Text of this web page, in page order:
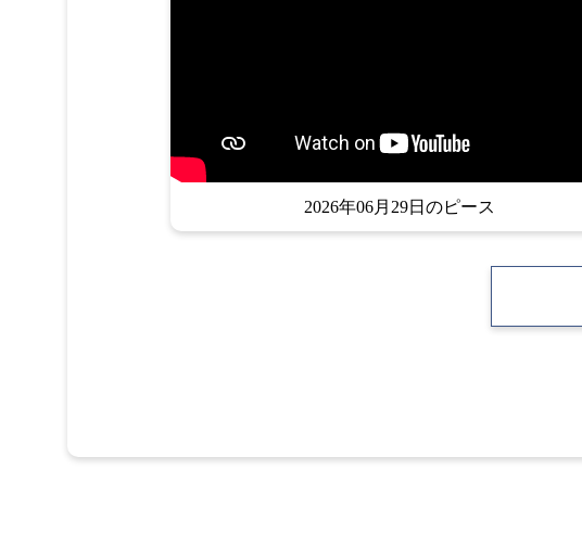
2026年06月29日のピース